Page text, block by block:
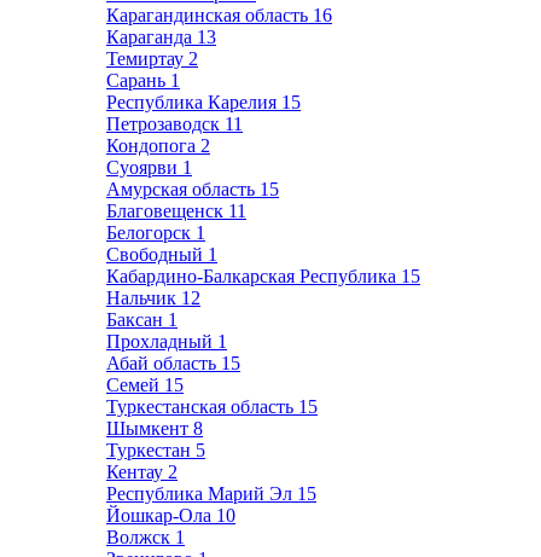
Карагандинская область 16
Караганда 13
Темиртау 2
Сарань 1
Республика Карелия 15
Петрозаводск 11
Кондопога 2
Суоярви 1
Амурская область 15
Благовещенск 11
Белогорск 1
Свободный 1
Кабардино-Балкарская Республика 15
Нальчик 12
Баксан 1
Прохладный 1
Абай область 15
Семей 15
Туркестанская область 15
Шымкент 8
Туркестан 5
Кентау 2
Республика Марий Эл 15
Йошкар-Ола 10
Волжск 1